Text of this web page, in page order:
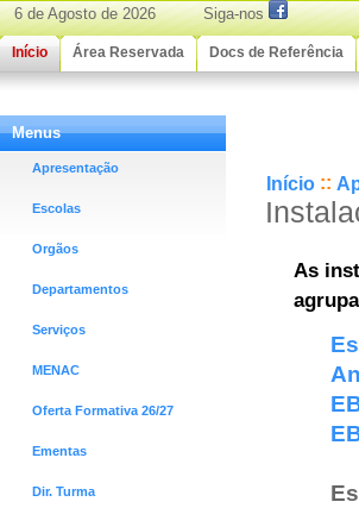
6 de Agosto de 2026 Siga-nos
Início Área Reservada Docs de Referência
Menus
Apresentação
Escolas
Orgãos
Departamentos
Serviços
MENAC
Oferta Formativa 26/27
Ementas
Dir. Turma
Início ::
As